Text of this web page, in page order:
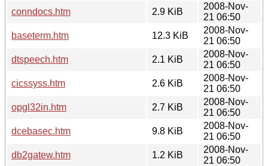
conndocs.htm
2.9 KiB
2008-Nov-
21 06:50
baseterm.htm
12.3 KiB
2008-Nov-
21 06:50
dtspeech.htm
2.1 KiB
2008-Nov-
21 06:50
cicssyss.htm
2.6 KiB
2008-Nov-
21 06:50
opgl32in.htm
2.7 KiB
2008-Nov-
21 06:50
dcebasec.htm
9.8 KiB
2008-Nov-
21 06:50
db2gatew.htm
1.2 KiB
2008-Nov-
21 06:50